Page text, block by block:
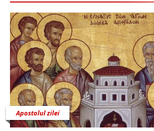
Apostolul zilei